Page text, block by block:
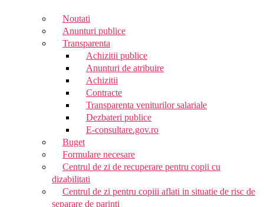
Noutati
Anunturi publice
Transparenta
Achizitii publice
Anunturi de atribuire
Achizitii
Contracte
Transparenta veniturilor salariale
Dezbateri publice
E-consultare.gov.ro
Buget
Formulare necesare
Centrul de zi de recuperare pentru copii cu
dizabilitati
Centrul de zi pentru copiii aflati in situatie de risc de
separare de parinti